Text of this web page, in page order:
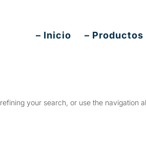
– Inicio – Productos
your search, or use the navigation